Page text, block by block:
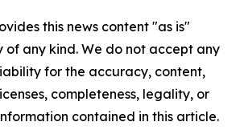
this news content "as is"
any kind. We do not accept any
for the accuracy, content,
completeness, legality, or
contained in this article.